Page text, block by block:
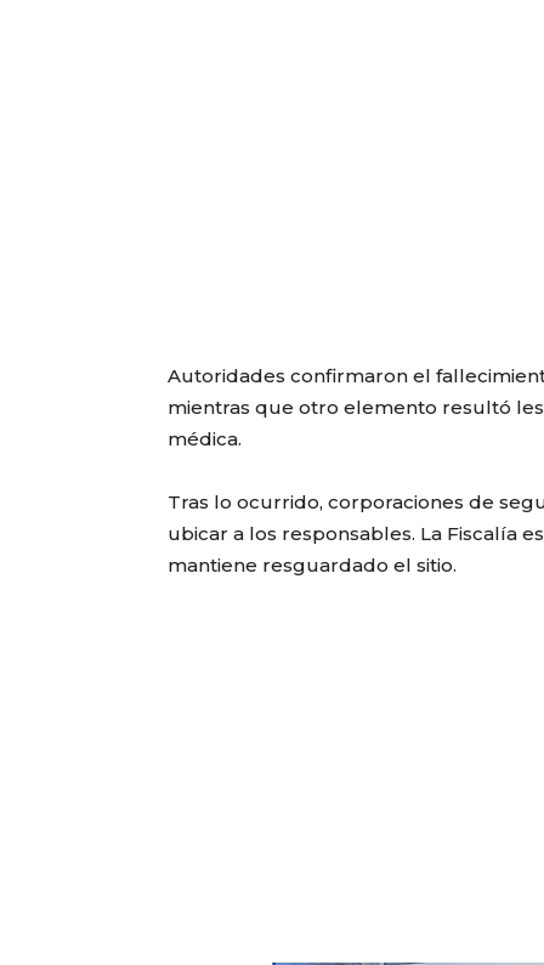
Autoridades confirmaron el
mientras que otro elemento resultó
médica.
Tras lo ocurrido, corporaciones de
ubicar a los responsables. La Fiscalía
mantiene resguardado el sitio.